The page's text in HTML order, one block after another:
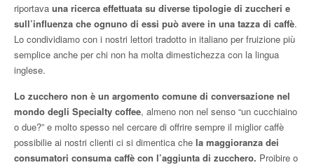
riportava una ricerca effettuata su diverse tipologie di zuccheri e
sull’influenza che ognuno di essi può avere in una tazza di caffè.
Lo condividiamo con i nostri lettori tradotto in italiano per fruizione più
semplice anche per chi non ha molta dimestichezza con la lingua
inglese.
Lo zucchero non è un argomento comune di conversazione nel
mondo degli Specialty coffee, almeno non nel senso “un cucchiaino
o due?” e molto spesso nel cercare di offrire sempre il miglior caffè
possibilie ai nostri clienti ci si dimentica che la maggioranza dei
consumatori consuma caffè con l’aggiunta di zucchero. Proibire o